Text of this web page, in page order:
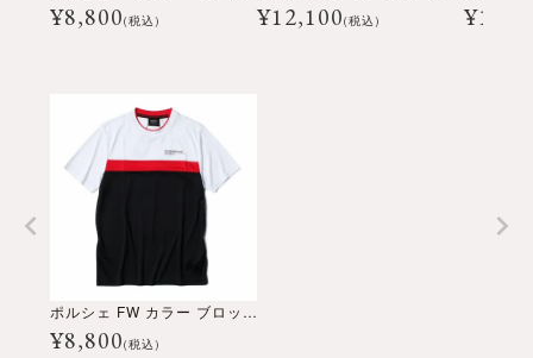
¥8,800(税込) ¥12,100(税込) ¥
ポルシェ FW カラー ブロック Tシャツ
¥8,800(税込)